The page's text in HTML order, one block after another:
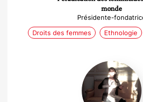
monde
Présidente-
Droits des femmes
Ethnologie
Géraldine
Nalini
Margnac